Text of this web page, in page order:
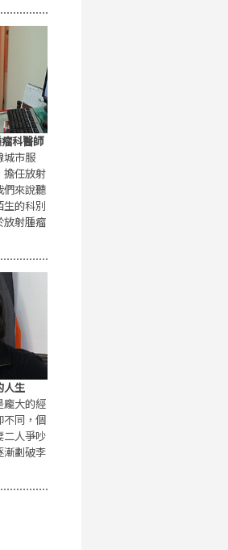
科醫師
城市服
擔任放射
們來說聽
生的科別
放射腫瘤
人生
龐大的經
不同，個
二人爭吵
漸劃破李